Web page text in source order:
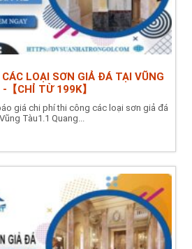
LOẠI SƠN GIẢ ĐÁ TẠI VŨNG
-【CHỈ TỪ 199K】
giá chi phí thi công các loại sơn giả đá
Tàu1.1 Quang...